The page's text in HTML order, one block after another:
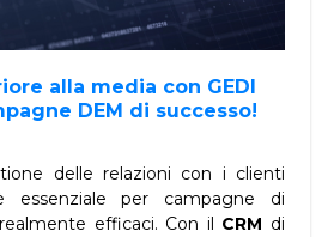
alla media con GEDI
DEM di successo!
delle relazioni con i clienti
essenziale per campagne di
efficaci. Con il CRM di